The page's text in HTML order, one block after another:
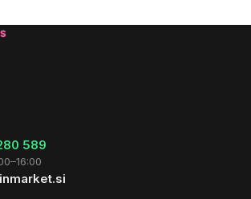
589